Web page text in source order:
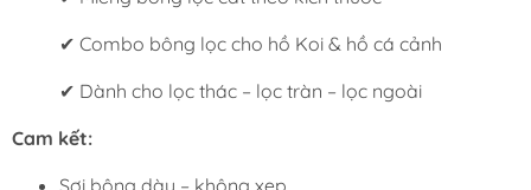
✔ Combo bông lọc cho hồ Koi & hồ cá cảnh
✔ Dành cho lọc thác – lọc tràn – lọc ngoài
Cam kết: